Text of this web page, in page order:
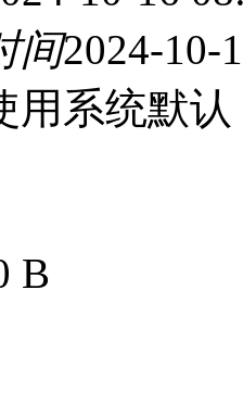
间2024-10-
用系统默认
B